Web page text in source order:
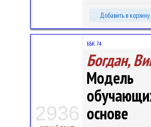
Добавить в корзину
2936
ББК 74
Богдан,
Модель
основе